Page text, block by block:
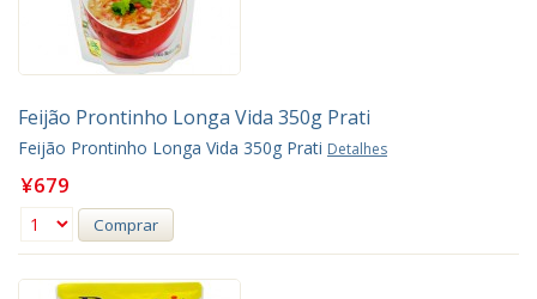
Feijão Prontinho Longa Vida 350g Prati
Feijão Prontinho Longa Vida 350g Prati Detalhes
¥679
Comprar